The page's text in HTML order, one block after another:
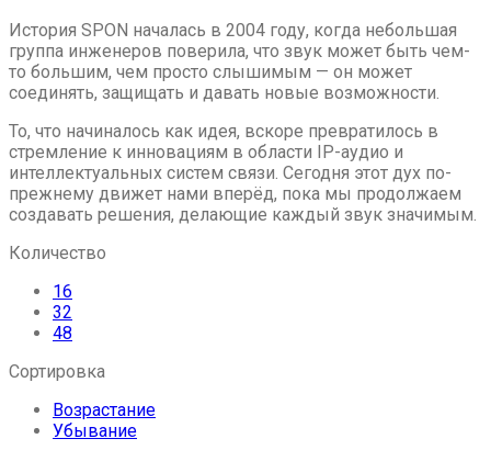
История SPON началась в 2004 году, когда небольшая
группа инженеров поверила, что звук может быть чем-
то большим, чем просто слышимым — он может
соединять, защищать и давать новые возможности.
То, что начиналось как идея, вскоре превратилось в
стремление к инновациям в области IP-аудио и
интеллектуальных систем связи. Сегодня этот дух по-
прежнему движет нами вперёд, пока мы продолжаем
создавать решения, делающие каждый звук значимым.
Количество
16
32
48
Сортировка
Возрастание
Убывание